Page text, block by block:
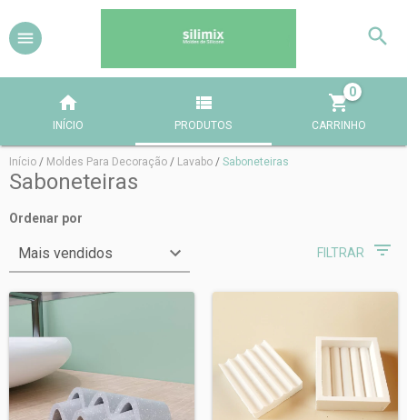
INÍCIO PRODUTOS CARRINHO
0
Início / Moldes Para Decoração / Lavabo / Saboneteiras
Saboneteiras
Ordenar por
FILTRAR